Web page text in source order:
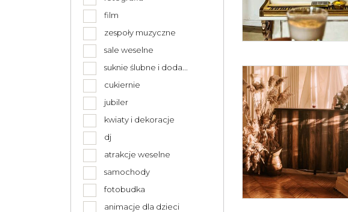
film
zespoły muzyczne
sale weselne
suknie ślubne i doda...
cukiernie
jubiler
kwiaty i dekoracje
dj
atrakcje weselne
samochody
fotobudka
animacje dla dzieci